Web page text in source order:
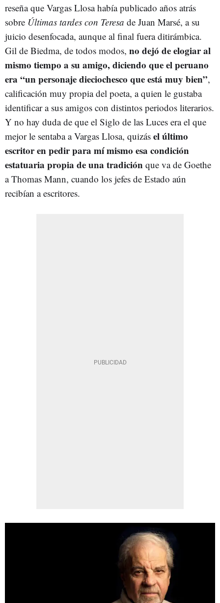
reseña que Vargas Llosa había publicado años atrás
sobre Últimas tardes con Teresa de Juan Marsé, a su
juicio desenfocada, aunque al final fuera ditirámbica.
Gil de Biedma, de todos modos, no dejó de elogiar al
mismo tiempo a su amigo, diciendo que el peruano
era “un personaje dieciochesco que está muy bien”,
calificación muy propia del poeta, a quien le gustaba
identificar a sus amigos con distintos periodos literarios.
Y no hay duda de que el Siglo de las Luces era el que
mejor le sentaba a Vargas Llosa, quizás el último
escritor en pedir para mí mismo esa condición
estatuaria propia de una tradición que va de Goethe
a Thomas Mann, cuando los jefes de Estado aún
recibían a escritores.